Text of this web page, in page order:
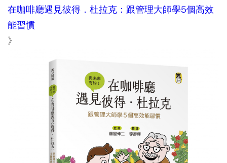
在咖啡廳遇見彼得．杜拉克：跟管理大師學5個高效
能習慣
》